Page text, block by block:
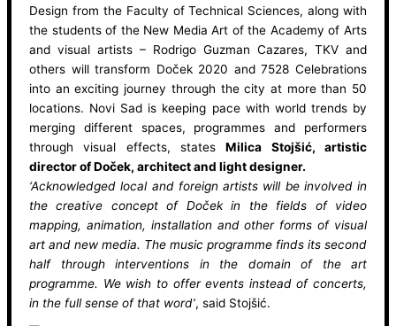
Design from the Faculty of Technical Sciences, along with
the students of the New Media Art of the Academy of Arts
and visual artists – Rodrigo Guzman Cazares, TKV and
others will transform Doček 2020 and 7528 Celebrations
into an exciting journey through the city at more than 50
locations. Novi Sad is keeping pace with world trends by
merging different spaces, programmes and performers
through visual effects, statesMilica Stojšić, artistic
director of Doček, architect and light designer.
‘Acknowledged local and foreign artists will be involved in
the creative concept of Doček in the fields of video
mapping, animation, installation and other forms of visual
art and new media. The music programme finds its second
half through interventions in the domain of the art
programme. We wish to offer events instead of concerts,
in the full sense of that word’, said Stojšić.